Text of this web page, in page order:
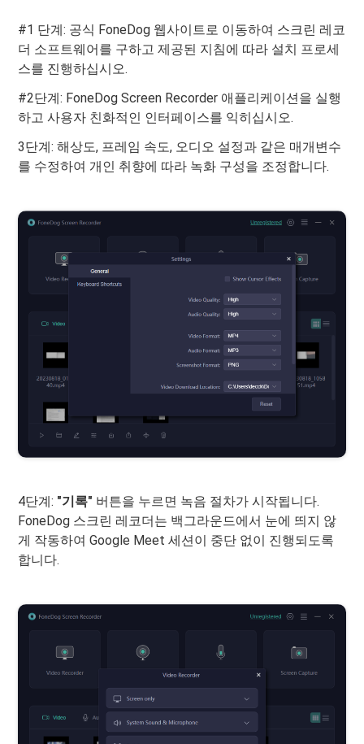
#1 단계: 공식 FoneDog 웹사이트로 이동하여 스크린 레코
더 소프트웨어를 구하고 제공된 지침에 따라 설치 프로세
스를 진행하십시오.
#2단계: FoneDog Screen Recorder 애플리케이션을 실행
하고 사용자 친화적인 인터페이스를 익히십시오.
3단계: 해상도, 프레임 속도, 오디오 설정과 같은 매개변수
를 수정하여 개인 취향에 따라 녹화 구성을 조정합니다.
4단계: "기록" 버튼을 누르면 녹음 절차가 시작됩니다.
FoneDog 스크린 레코더는 백그라운드에서 눈에 띄지 않
게 작동하여 Google Meet 세션이 중단 없이 진행되도록
합니다.